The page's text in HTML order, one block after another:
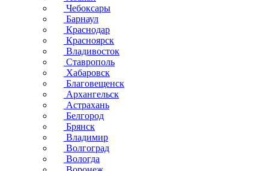
Чебоксары
Барнаул
Краснодар
Красноярск
Владивосток
Ставрополь
Хабаровск
Благовещенск
Архангельск
Астрахань
Белгород
Брянск
Владимир
Волгоград
Вологда